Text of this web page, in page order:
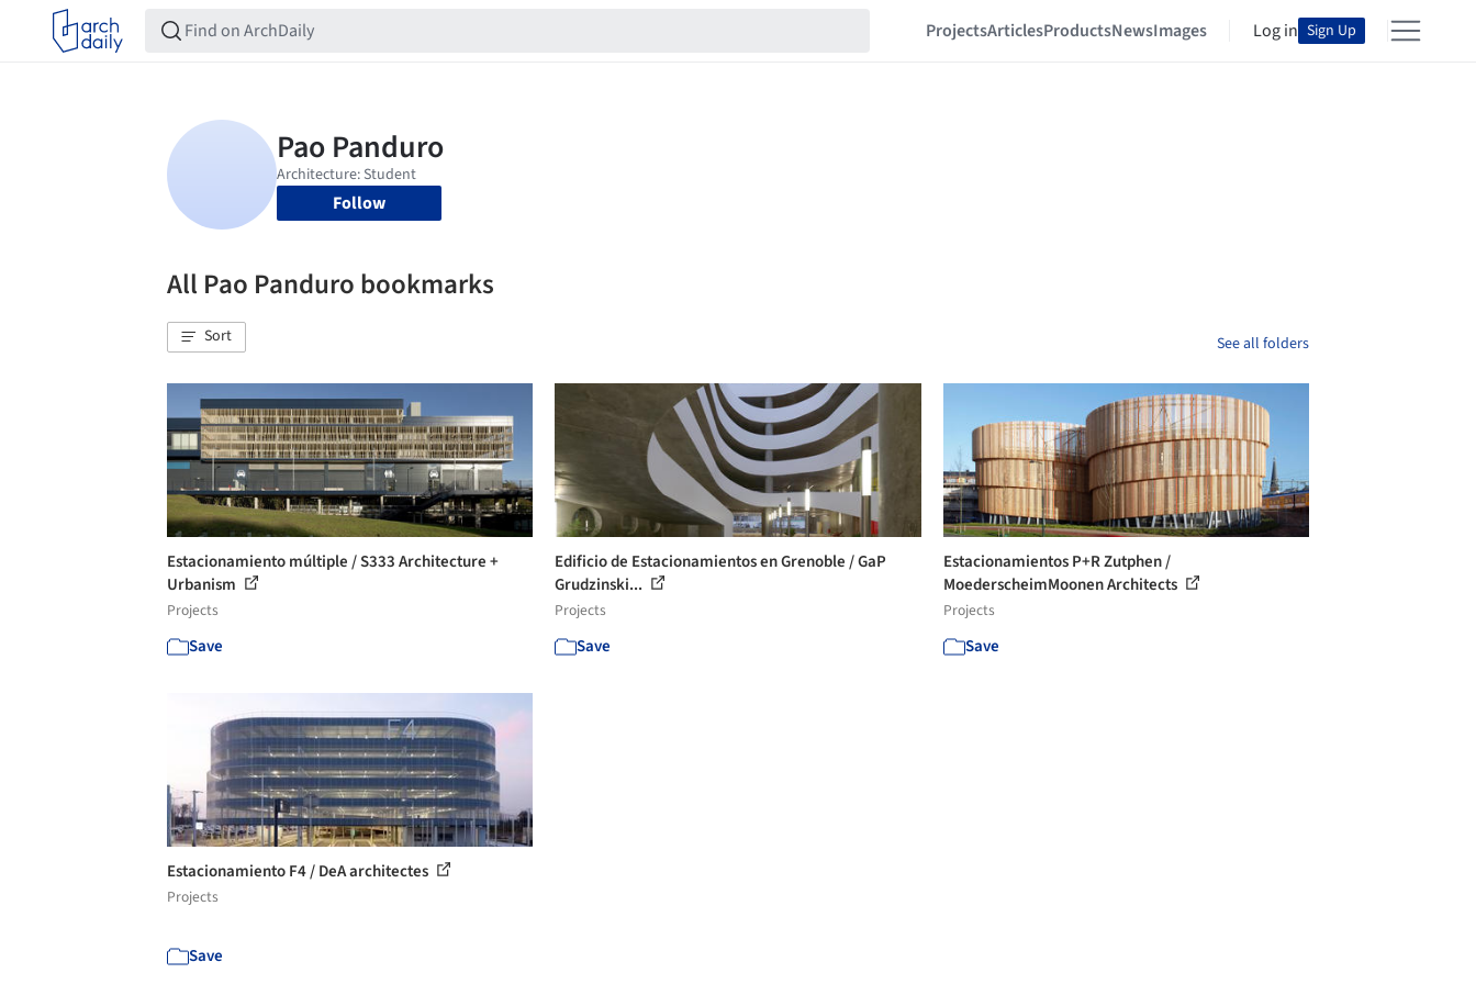
ProjectsArticlesProductsNewsImages Log in Sign Up
Follow
All Pao Panduro bookmarks
Sort See all folders
Estacionamiento múltiple / S333 Architecture +
Urbanism
Projects
Save
Edificio de Estacionamientos en Grenoble / GaP
Grudzinski...
Projects
Save
Estacionamientos P+R Zutphen /
MoederscheimMoonen Architects
Projects
Save
Estacionamiento F4 / DeA architectes
Projects
Save